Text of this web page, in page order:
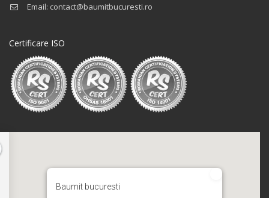
Email: contact@baumitbucuresti.ro
Certificare ISO
Baumit bucuresti